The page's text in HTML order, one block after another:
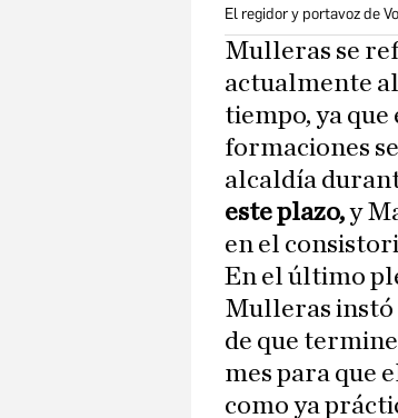
El regidor y portavoz de
Mulleras se
actualmente
tiempo, ya
formaciones
alcaldía
este plazo,y
en el
En el último
Mulleras instó
de que
mes para que
como ya